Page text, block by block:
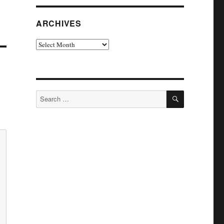
ARCHIVES
Archives
Search
for:
SEARCH